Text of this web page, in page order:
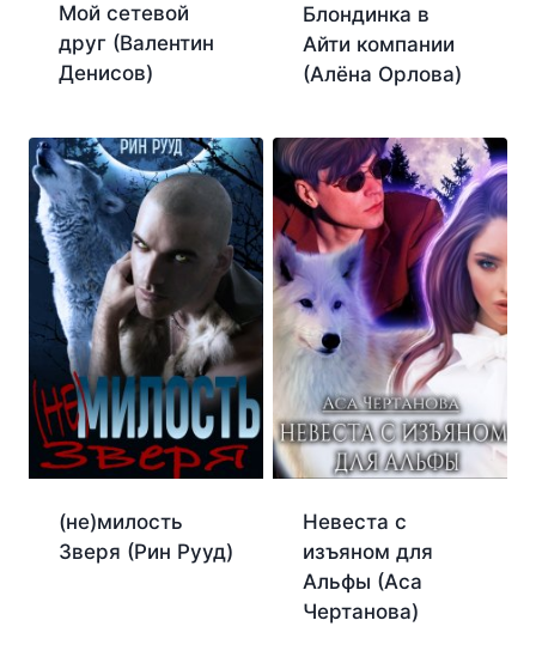
Мой сетевой
друг (Валентин
Денисов)
Блондинка в
Айти компании
(Алёна Орлова)
(не)милость
Зверя (Рин Рууд)
Невеста с
изъяном для
Альфы (Аса
Чертанова)